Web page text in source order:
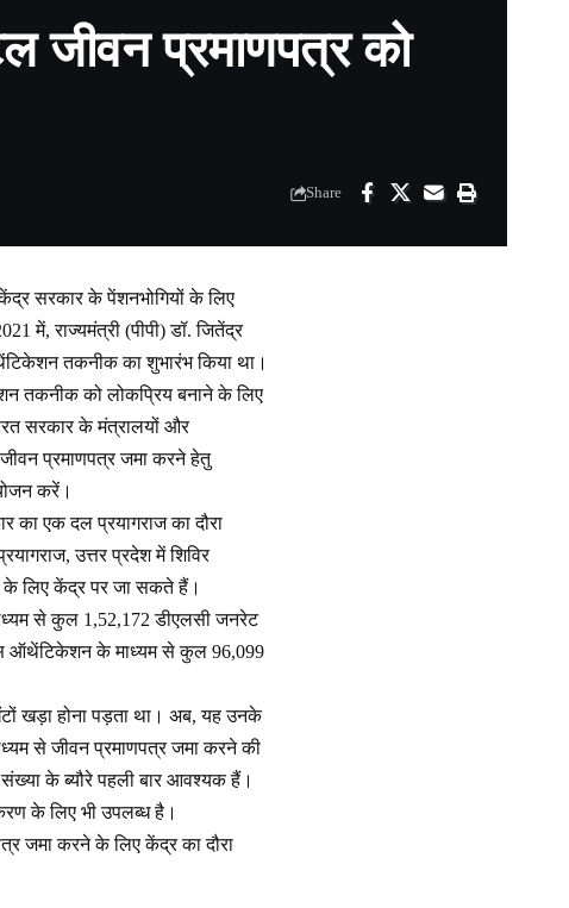
जीवन प्रमाणपत्र को
Share
सरकार के पेंशनभोगियों के लिए
में, राज्यमंत्री (पीपी) डॉ. जितेंद्र
तकनीक का शुभारंभ किया था।
तकनीक को लोकप्रिय बनाने के लिए
सरकार के मंत्रालयों और
जीवन प्रमाणपत्र जमा करने हेतु
करें।
का एक दल प्रयागराज का दौरा
उत्तर प्रदेश में शिविर
के लिए केंद्र पर जा सकते हैं।
से कुल 1,52,172 डीएलसी जनरेट
ऑथेंटिकेशन के माध्यम से कुल 96,099
खड़ा होना पड़ता था। अब, यह उनके
से जीवन प्रमाणपत्र जमा करने की
के ब्यौरे पहली बार आवश्यक हैं।
के लिए भी उपलब्ध है।
जमा करने के लिए केंद्र का दौरा